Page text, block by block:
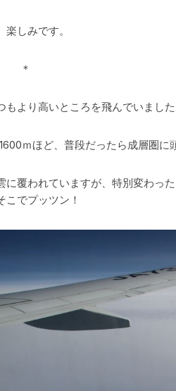
楽しみです。
もより高いところを飛んでいました
ｍほど、普段だったら成層圏に
に覆われていますが、特別変わっ
こでプッツン！